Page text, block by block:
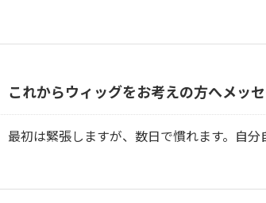
これからウィッグをお考えの方へメッセ
最初は緊張しますが、数日で慣れます。自分